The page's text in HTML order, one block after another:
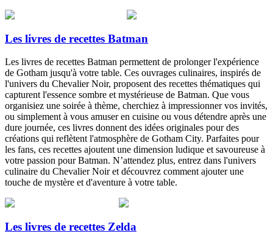
Les livres de recettes Batman
Les livres de recettes Batman permettent de prolonger l'expérience
de Gotham jusqu'à votre table. Ces ouvrages culinaires, inspirés de
l'univers du Chevalier Noir, proposent des recettes thématiques qui
capturent l'essence sombre et mystérieuse de Batman. Que vous
organisiez une soirée à thème, cherchiez à impressionner vos invités,
ou simplement à vous amuser en cuisine ou vous détendre après une
dure journée, ces livres donnent des idées originales pour des
créations qui reflètent l'atmosphère de Gotham City. Parfaites pour
les fans, ces recettes ajoutent une dimension ludique et savoureuse à
votre passion pour Batman. N’attendez plus, entrez dans l'univers
culinaire du Chevalier Noir et découvrez comment ajouter une
touche de mystère et d'aventure à votre table.
Les livres de recettes Zelda